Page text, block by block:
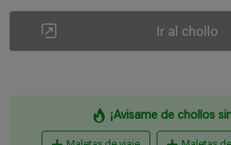
Ir al chollo
¡Avisame de chollos